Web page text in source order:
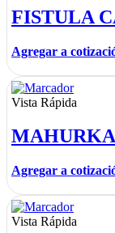
FISTULA
Agregar a
Vista Rápida
Agregar a
Vista Rápida